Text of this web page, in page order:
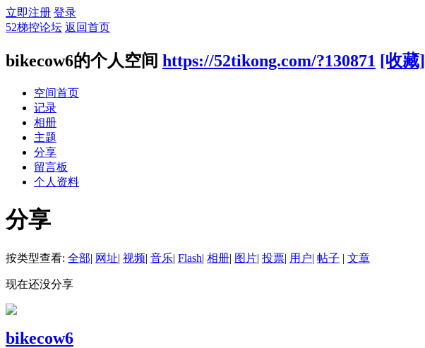
立即注册 登录
52梯控论坛 返回首页
bikecow6的个人空间 https://52tikong.com/?130871 [收藏]
空间首页
记录
相册
主题
分享
留言板
个人资料
分享
按类型查看: 全部| 网址| 视频| 音乐| Flash| 相册| 图片| 投票| 用户| 帖子 | 文章
现在还没分享
bikecow6